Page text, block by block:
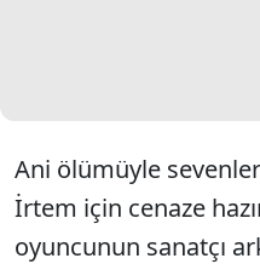
Ani ölümüyle
İrtem için cenaze
oyuncunun sanatçı